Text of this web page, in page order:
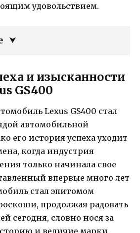
удовольствием.
и изысканности
GS400
Lexus GS400 стал
автомобильной
его история успеха уходит
когда индустрия
только начинала свое
впервые много лет
стал эпитомом
продолжая радовать
сегодня, словно нося за
и величие марки.